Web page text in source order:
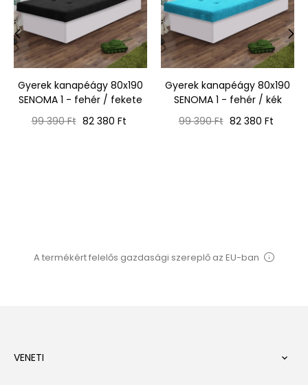
Gyerek kanapéágy 80x190
SENOMA 1 - fehér / fekete
Normál
99 390 Ft Ár
82 380 Ft
Gyerek kanapéágy 80x190
SENOMA 1 - fehér / kék
Normál
99 390 Ft Ár
82 380 Ft
‹ ›
A termékért felelős gazdasági szereplő az EU-ban
VENETI 